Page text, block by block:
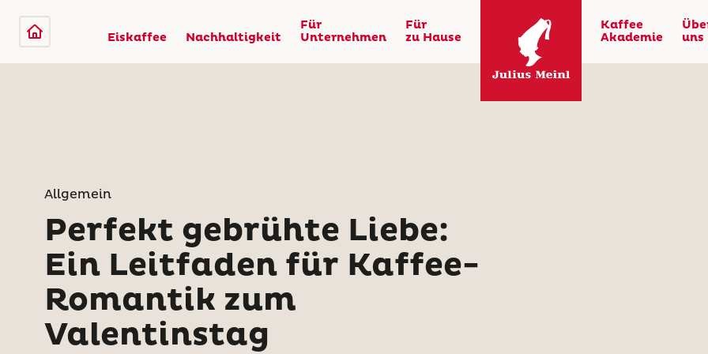
Eiskaffee Nachhaltigkeit
Für
Unternehmen
Für
zu Hause
Kaffee
Akademie
uns
Allgemein
Perfekt gebrühte Liebe:
Ein Leitfaden für Kaffee-
Romantik zum
Valentinstag